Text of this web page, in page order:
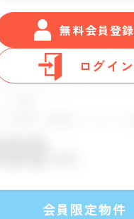
無料会員登録
ログイン
会員限定物件